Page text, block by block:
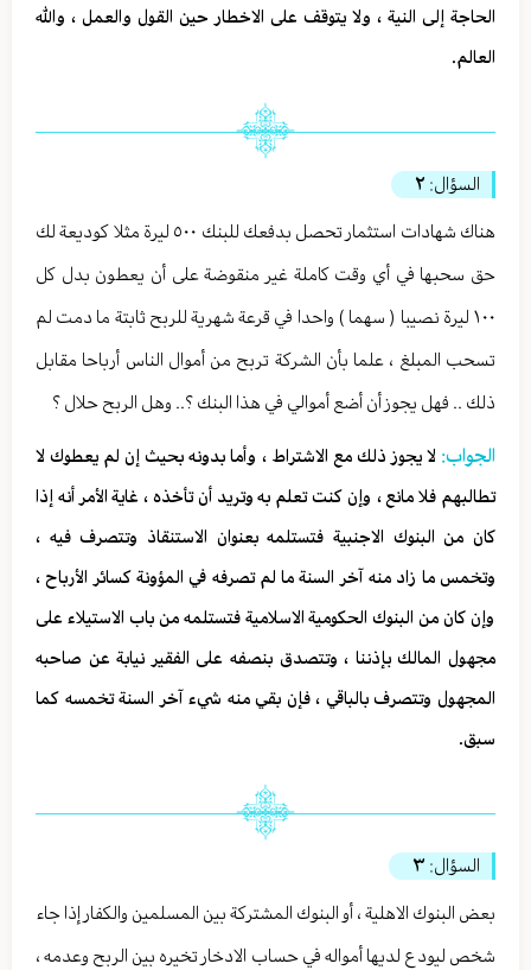
الحاجة إلى النية ، ولا يتوقف على الاخطار حين القول والعمل ، والله
العالم.
السؤال: ٢
هناك شهادات استثمار تحصل بدفعك للبنك ٥٠٠ ليرة مثلا كوديعة لك
حق سحبها في أي وقت كاملة غير منقوضة على أن يعطون بدل كل
١٠٠ ليرة نصيبا ( سهما ) واحدا في قرعة شهرية للربح ثابتة ما دمت لم
تسحب المبلغ ، علما بأن الشركة تربح من أموال الناس أرباحا مقابل
ذلك .. فهل يجوز أن أضع أموالي في هذا البنك ؟.. وهل الربح حلال ؟
الجواب: لا يجوز ذلك مع الاشتراط ، وأما بدونه بحيث إن لم يعطوك لا
تطالبهم فلا مانع ، وإن كنت تعلم به وتريد أن تأخذه ، غاية الأمر أنه إذا
كان من البنوك الاجنبية فتستلمه بعنوان الاستنقاذ وتتصرف فيه ،
وتخمس ما زاد منه آخر السنة ما لم تصرفه في المؤونة كسائر الأرباح ،
وإن كان من البنوك الحكومية الاسلامية فتستلمه من باب الاستيلاء على
مجهول المالك بإذننا ، وتتصدق بنصفه على الفقير نيابة عن صاحبه
المجهول وتتصرف بالباقي ، فإن بقي منه شيء آخر السنة تخمسه كما
سبق.
السؤال: ٣
بعض البنوك الاهلية ، أو البنوك المشتركة بين المسلمين والكفار إذا جاء
شخص ليودع لديها أمواله في حساب الادخار تخيره بين الربح وعدمه ،